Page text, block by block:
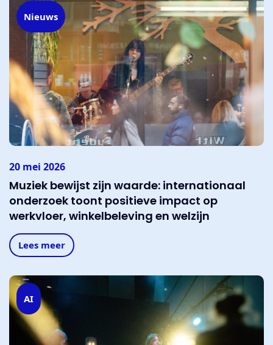
Nieuws
20 mei 2026
Muziek bewijst zijn waarde: internationaal
onderzoek toont positieve impact op
werkvloer, winkelbeleving en welzijn
Lees meer
AI